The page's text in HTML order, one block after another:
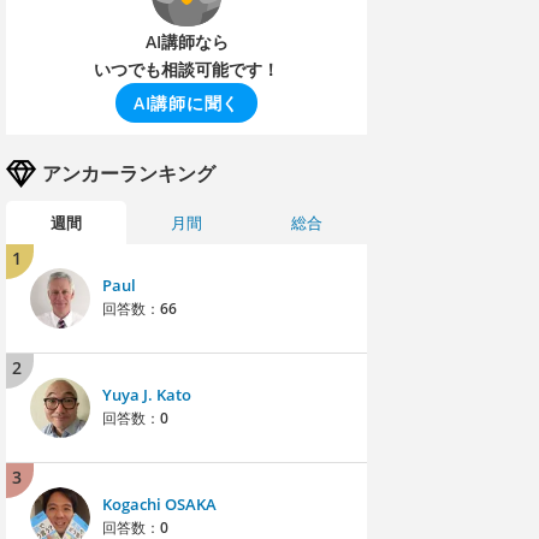
AI講師なら
いつでも相談可能です！
AI講師に聞く
アンカーランキング
週間 月間 総合
1
Paul
回答数： 66
2
Yuya J. Kato
回答数： 0
3
Kogachi OSAKA
回答数： 0